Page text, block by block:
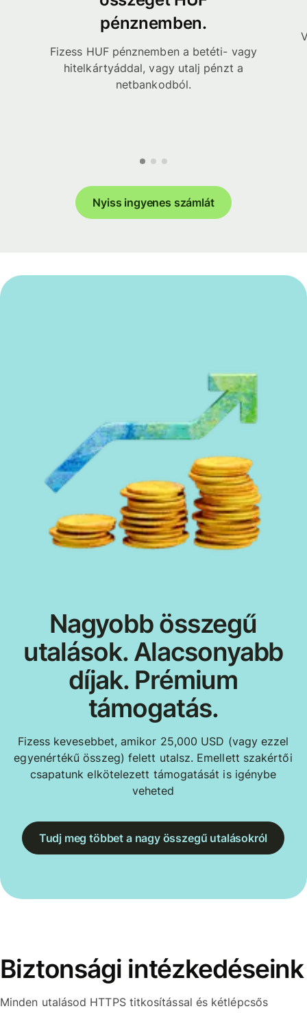
pénznemben.
Fizess HUF pénznemben a betéti- vagy
hitelkártyáddal, vagy utalj pénzt a
netbankodból.
Nyiss ingyenes számlát
Nagyobb összegű
utalások. Alacsonyabb
díjak. Prémium
támogatás.
Fizess kevesebbet, amikor 25,000 USD (vagy ezzel
egyenértékű összeg) felett utalsz. Emellett szakértői
csapatunk elkötelezett támogatását is igénybe
veheted
Tudj meg többet a nagy összegű utalásokról
Biztonsági intézkedéseink
Minden utalásod HTTPS titkosítással és kétlépcsős